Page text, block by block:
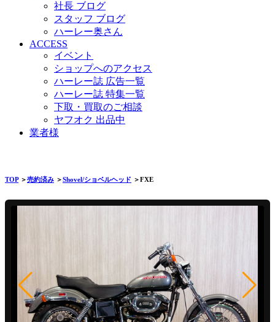
社長 ブログ
スタッフ ブログ
ハーレー奥さん
ACCESS
イベント
ショップへのアクセス
ハーレー誌 広告一覧
ハーレー誌 特集一覧
下取・買取のご相談
ヤフオク 出品中
業者様
TOP＞売約済み ＞Shovel/ショベルヘッド ＞FXE